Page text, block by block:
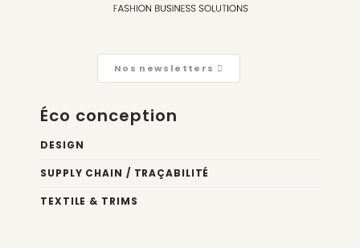
Nos newsletters
Éco conception
DESIGN
SUPPLY CHAIN / TRAÇABILITÉ
TEXTILE & TRIMS